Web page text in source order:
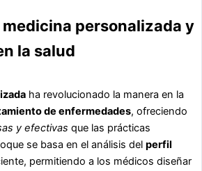
personalizada y
la salud
ha revolucionado la manera en la
de enfermedades, ofreciendo
y efectivas que las prácticas
se basa en el análisis del perfil
permitiendo a los médicos diseñar